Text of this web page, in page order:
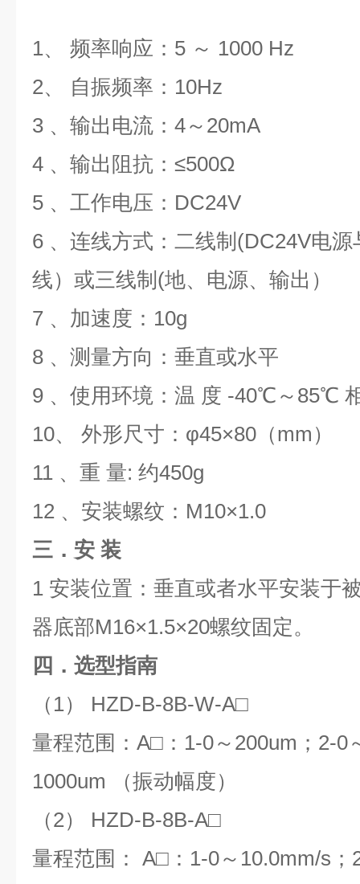
1、 频率响应：5 ～ 1000 Hz
2、 自振频率：10Hz
3 、输出电流：4～20mA
4 、输出阻抗：≤500Ω
5 、工作电压：DC24V
6 、连线方式：二线制(DC24V电
线）或三线制(地、电源、输出）
7 、加速度：10g
8 、测量方向：垂直或水平
9 、使用环境：温 度 -40℃～85℃
10、 外形尺寸：φ45×80（mm）
11 、重 量: 约450g
12 、安装螺纹：M10×1.0
三．安 装
1 安装位置：垂直或者水平安装于
器底部M16×1.5×20螺纹固定。
四．选型指南
（1） HZD-B-8B-W-A□
量程范围：A□：1-0～200um；2-0
1000um （振动幅度）
（2） HZD-B-8B-A□
量程范围： A□：1-0～10.0mm/s